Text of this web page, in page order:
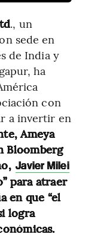
., un
sede en
de India y
ha
con
a invertir en
Ameya
Bloomberg
Javier Milei
para atraer
en que “el
logra